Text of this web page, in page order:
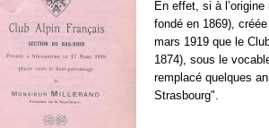
En effet, si à
fondé en 1869),
mars 1919 que le
1874), sous le
remplacé quelques
Strasbourg".